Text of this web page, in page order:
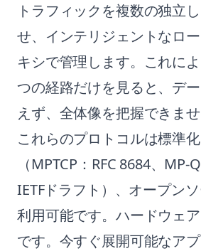
トラフィックを複数の独立
せ、インテリジェントなロ
キシで管理します。これに
つの経路だけを見ると、デ
えず、全体像を把握できませ
これらのプロトコルは標準
（MPTCP：RFC 8684、
IETFドラフト）、オープン
利用可能です。ハードウェ
です。今すぐ展開可能なアプ